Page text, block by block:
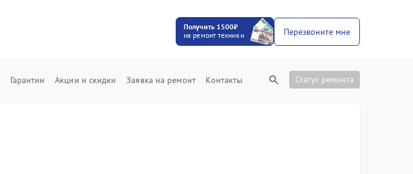
Получить 1500₽
на ремонт техники
Перезвоните мне
Гарантии Акции и скидки Заявка на ремонт Контакты Статус ремонта